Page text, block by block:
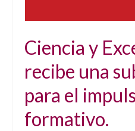
Ciencia y
recibe una
para el
formativo.